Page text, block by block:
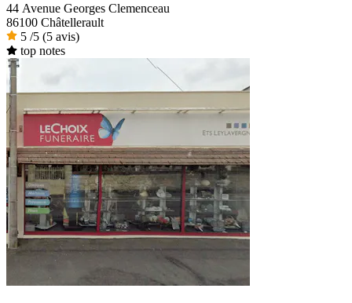
44 Avenue Georges Clemenceau
86100 Châtellerault
5 /5 (5 avis)
top notes